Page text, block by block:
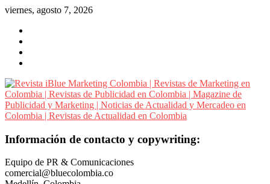
Saltar
contenido
viernes, agosto 7, 2026
Revista
Marketing
Colombia
Información de contacto y copywriting:
Equipo de PR & Comunicaciones
comercial@bluecolombia.co